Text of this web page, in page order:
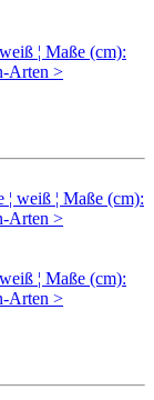
¦ Maße (cm):
Arten >
¦ Maße (cm):
Arten >